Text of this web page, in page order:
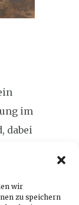
wir
zu speichern
im
dabei